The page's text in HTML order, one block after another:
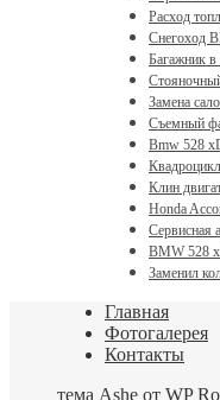
Расход
Снегоход
Багажник в
Замена
Съемный
Bmw 528
Клин
Honda
Сервисная
BMW 528
Заменил
Главная
Фотогалерея
Контакты
тема Ashe от WP